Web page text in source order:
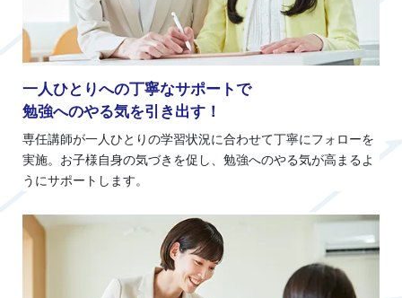
一人ひとりへの丁寧なサポートで
勉強へのやる気を引き出す！
専任講師が一人ひとりの学習状況に合わせて丁寧にフォローを
実施。お子様自身の気づきを促し、勉強へのやる気が高まるよ
うにサポートします。